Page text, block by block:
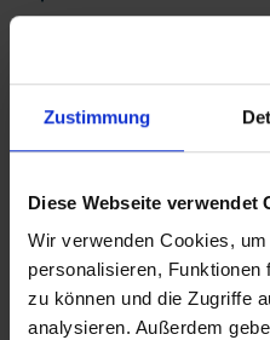
Zustimmung
Diese Webseite verwendet
Wir verwenden Cookies,
personalisieren, Funktionen
zu können und die Zugriffe
analysieren. Außerdem
mit epd Text
epd
Pfarrer Riekeberg mit
Bilder